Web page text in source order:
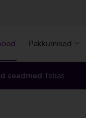
Pakkumised
seadmed Telias